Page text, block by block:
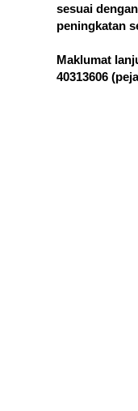
sesuai
peningkatan
Maklumat
40313606